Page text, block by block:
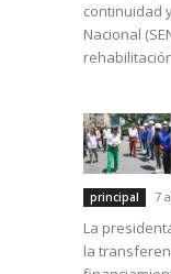
continuidad
Nacional
principal 7
La
la